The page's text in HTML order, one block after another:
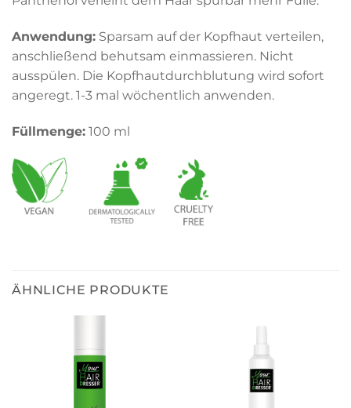
Anwendung: Sparsam auf der Kopfhaut verteilen,
anschließend behutsam einmassieren. Nicht
ausspülen. Die Kopfhautdurchblutung wird sofort
angeregt. 1-3 mal wöchentlich anwenden.
Füllmenge: 100 ml
ÄHNLICHE PRODUKTE